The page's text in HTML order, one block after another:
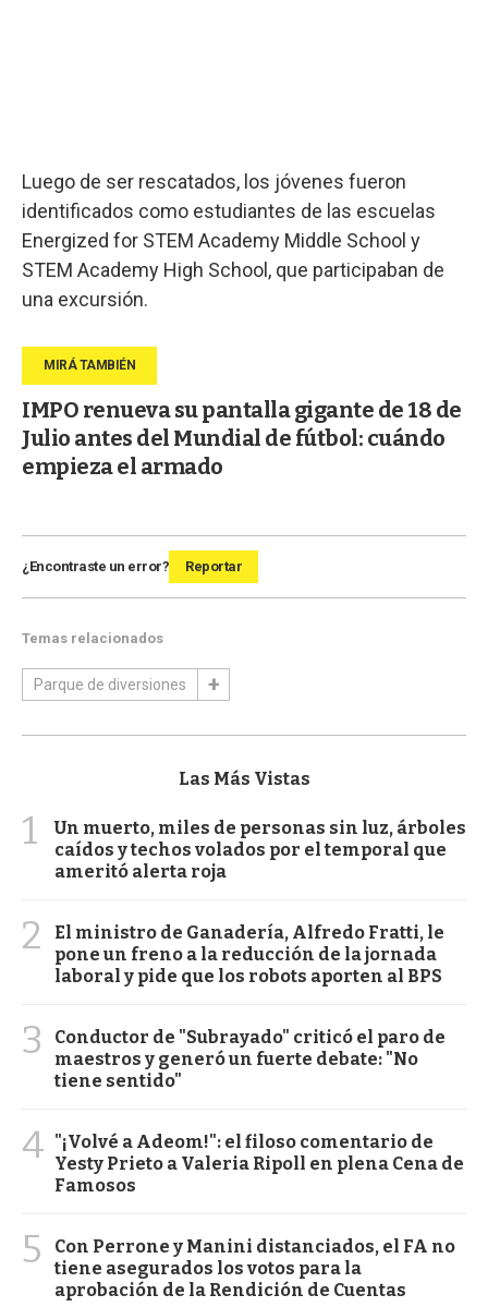
Luego de ser rescatados, los jóvenes fueron
identificados como estudiantes de las escuelas
Energized for STEM Academy Middle School y
STEM Academy High School, que participaban de
una excursión.
IMPO renueva su pantalla gigante de 18 de
Julio antes del Mundial de fútbol: cuándo
empieza el armado
¿Encontraste un error? Reportar
Temas relacionados
Parque de diversiones
Las Más Vistas
1
Un muerto, miles de personas sin luz, árboles
caídos y techos volados por el temporal que
ameritó alerta roja
2
El ministro de Ganadería, Alfredo Fratti, le
pone un freno a la reducción de la jornada
laboral y pide que los robots aporten al BPS
3
Conductor de "Subrayado" criticó el paro de
maestros y generó un fuerte debate: "No
tiene sentido"
4 "¡Volvé a Adeom!": el filoso comentario de
Yesty Prieto a Valeria Ripoll en plena Cena de
Famosos
5
Con Perrone y Manini distanciados, el FA no
tiene asegurados los votos para la
aprobación de la Rendición de Cuentas